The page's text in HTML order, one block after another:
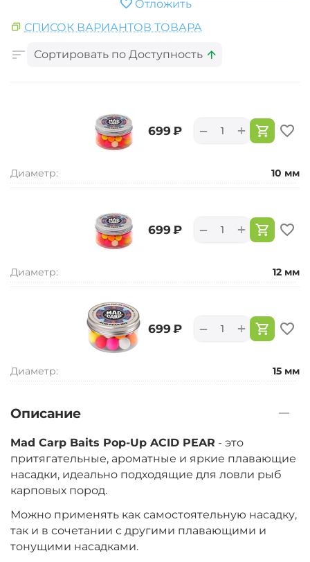
Отложить
СПИСОК ВАРИАНТОВ ТОВАРА
Сортировать по Доступность
‍699‍ ₽ +
−
Диаметр: 10 мм
‍699‍ ₽ +
−
Диаметр: 12 мм
‍699‍ ₽ +
−
Диаметр: 15 мм
Описание
Mad Carp Baits Pop-Up ACID PEAR - это
притягательные, ароматные и яркие плавающие
насадки, идеально подходящие для ловли рыб
карповых пород.
Можно применять как самостоятельную насадку,
так и в сочетании с другими плавающими и
тонущими насадками.